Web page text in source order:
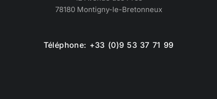
78180 Montigny-le-Bretonneux
Téléphone: +33 (0)9 53 37 71 99